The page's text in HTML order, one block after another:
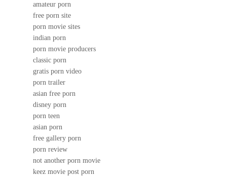
amateur porn
free porn site
porn movie sites
indian porn
porn movie producers
classic porn
gratis porn video
porn trailer
asian free porn
disney porn
porn teen
asian porn
free gallery porn
porn review
not another porn movie
keez movie post porn